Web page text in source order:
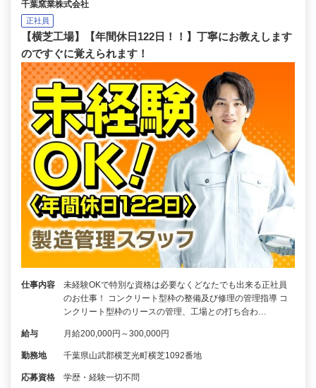
千葉窯業株式会社
正社員
【横芝工場】【年間休日122日！！】丁寧にお教えします
のですぐに覚えられます！
仕事内容
未経験OKで特別な資格は必要なくどなたでも出来る正社員
のお仕事！ コンクリート型枠の整備及び修理の管理指導 コ
ンクリート型枠のリースの管理、工場との打ち合わ…
給与 月給200,000円～300,000円
勤務地 千葉県山武郡横芝光町横芝1092番地
応募資格 学歴・経験一切不問